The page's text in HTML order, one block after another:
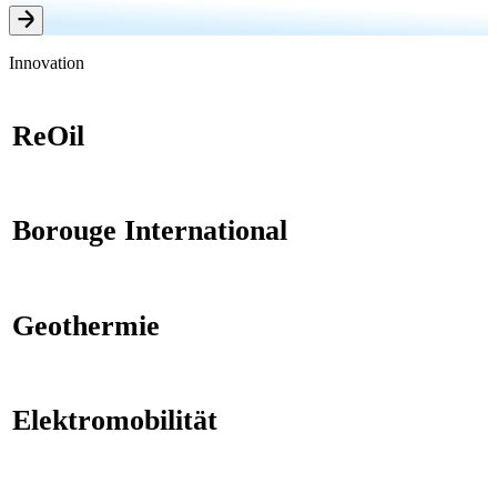
Innovation
ReOil
Borouge International
Geothermie
Elektromobilität